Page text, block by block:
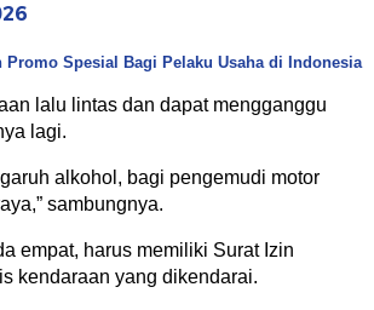
Spesial Bagi Pelaku Usaha di Indonesia
lalu lintas dan dapat mengganggu
lagi.
alkohol, bagi pengemudi motor
sambungnya.
empat, harus memiliki Surat Izin
kendaraan yang dikendarai.